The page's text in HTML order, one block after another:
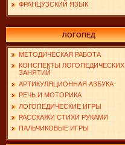
ФРАНЦУЗСКИЙ ЯЗЫК
ЛОГОПЕД
МЕТОДИЧЕСКАЯ РАБОТА
КОНСПЕКТЫ ЛОГОПЕДИЧЕСКИХ
ЗАНЯТИЙ
АРТИКУЛЯЦИОННАЯ АЗБУКА
РЕЧЬ И МОТОРИКА
ЛОГОПЕДИЧЕСКИЕ ИГРЫ
РАССКАЖИ СТИХИ РУКАМИ
ПАЛЬЧИКОВЫЕ ИГРЫ